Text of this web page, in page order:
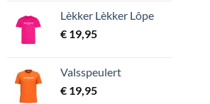
Lèkker Lèkker Lôpe
€ 19,95
Valsspeulert
€ 19,95